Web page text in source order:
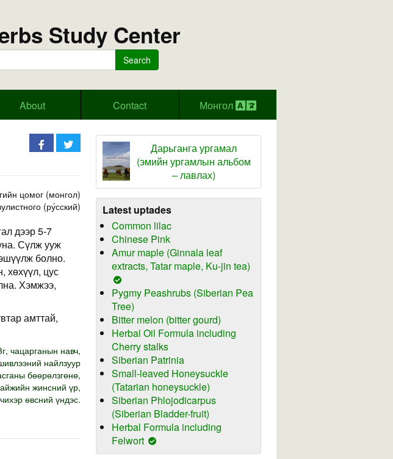
Study Center
Search
About Contact Монгол
цомог (монгол)
(ру́сский)
дээр 5-7
Сүлж ууж
болно.
хөхүүл, цус
Хэмжээ,
амттай,
чацарганын навч,
найлзуур
бөөрөлзгөнө,
жинсний үр,
өвсний үндэс.
Дарьганга ургамал
(эмийн ургамлын альбом
– лавлах)
Latest uptades
Common lilac
Chinese Pink
Amur maple (Ginnala leaf
extracts, Tatar maple, Ku-jin tea)
Pygmy Peashrubs (Siberian Pea
Tree)
Bitter melon (bitter gourd)
Herbal Oil Formula including
Cherry stalks
Siberian Patrinia
Small-leaved Honeysuckle
(Tatarian honeysuckle)
Siberian Phlojodicarpus
(Siberian Bladder-fruit)
Herbal Formula including
Felwort